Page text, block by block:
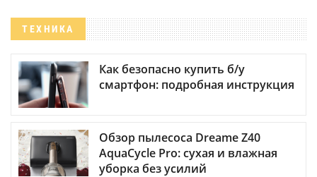
ТЕХНИКА
Как безопасно купить б/у
смартфон: подробная инструкция
Обзор пылесоса Dreame Z40
AquaCycle Pro: сухая и влажная
уборка без усилий